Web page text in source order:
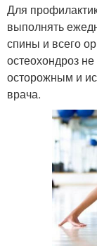
Для
выполнять
спины и всего
остеохондроз
осторожным и
врача.